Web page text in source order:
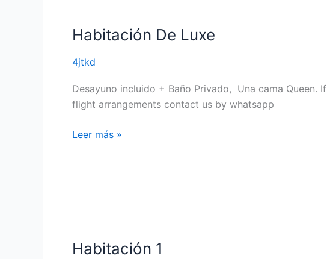
Habitación De Luxe
4jtkd
Desayuno incluido + Baño Privado, Una cama Queen.
flight arrangements contact us by whatsapp
Luxe
Leer más »
Habitación 1